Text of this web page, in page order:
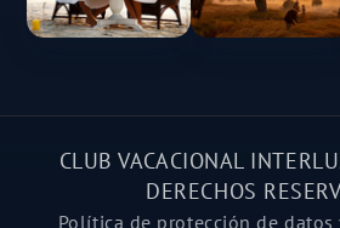
CLUB VACACIONAL
DERECHOS
Política de protección de datos